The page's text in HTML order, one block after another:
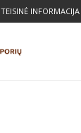
TEISINĖ INFORMACIJA